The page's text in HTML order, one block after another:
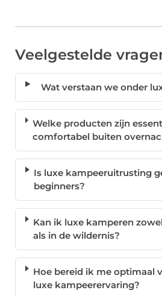
Veelgestelde
Wat verstaan we onder
Welke producten zijn
comfortabel buiten
Is luxe kampeeruitrusting
beginners?
Kan ik luxe kamperen
als in de wildernis?
Hoe bereid ik me optimaal
luxe kampeerervaring?